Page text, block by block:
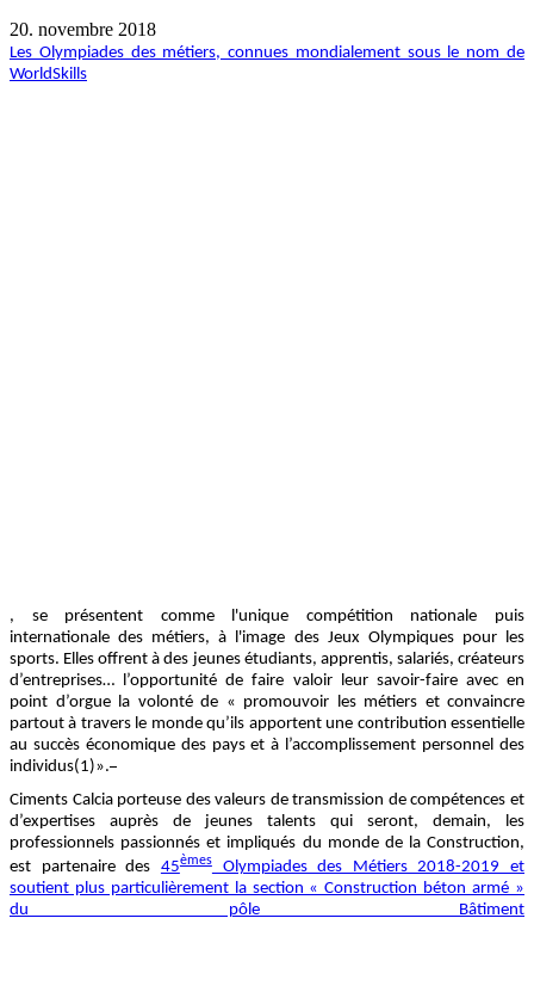
20. novembre 2018
Les Olympiades des métiers, connues mondialement sous le nom de
WorldSkills
, se présentent comme l'unique compétition nationale puis
internationale des métiers, à l'image des Jeux Olympiques pour les
sports. Elles offrent à des jeunes étudiants, apprentis, salariés, créateurs
d’entreprises… l’opportunité de faire valoir leur savoir-faire avec en
point d’orgue la volonté de « promouvoir les métiers et convaincre
partout à travers le monde qu’ils apportent une contribution essentielle
au succès économique des pays et à l’accomplissement personnel des
individus(1)».
Ciments Calcia porteuse des valeurs de transmission de compétences et
d’expertises auprès de jeunes talents qui seront, demain, les
professionnels passionnés et impliqués du monde de la Construction,
est partenaire des 45èmesOlympiades des Métiers 2018-2019 et
soutient plus particulièrement la section « Construction béton armé »
du pôle Bâtiment